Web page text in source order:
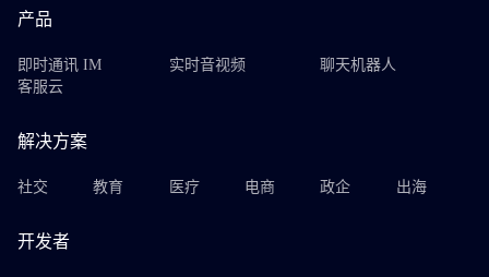
产品
即时通讯 IM 实时音视频
聊天机器人
客服云
解决方案
社交 教育 医疗 电商 政企 出海
开发者